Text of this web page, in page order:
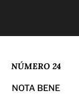
NÚMERO 24
NOTA BENE